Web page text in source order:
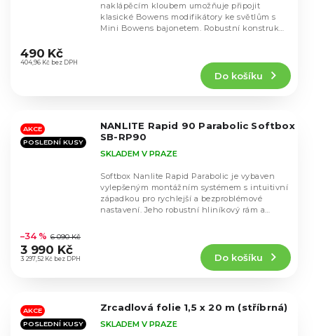
hodnocení
produktu
hvězdiček.
404,96 Kč bez DPH
490 Kč
Do košíku
naklápěcím kloubem umožňuje připojit
klasické Bowens modifikátory ke světlům s
Mini Bowens bajonetem. Robustní konstrukce
AKCE
POSLEDNÍ KUSY
NANLITE Rapid 90 Parabolic Softbox
SB-RP90
hodnocení
produktu
je
hvězdiček.
SKLADEM V PRAZE
3 297,52 Kč bez DPH
–34 % 6 090 Kč
3 990 Kč
Do košíku
Softbox Nanlite Rapid Parabolic je vybaven
vylepšeným montážním systémem s intuitivní
západkou pro rychlejší a bezproblémové
nastavení. Jeho robustní hliníkový rám a
AKCE
POSLEDNÍ KUSY
Zrcadlová folie 1,5 x 20 m (stříbrná)
SKLADEM V PRAZE